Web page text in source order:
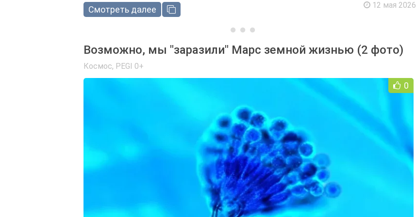
Смотреть далее 12 мая 2026
Возможно, мы "заразили" Марс земной жизнью (2 фото)
Космос, PEGI 0+
0